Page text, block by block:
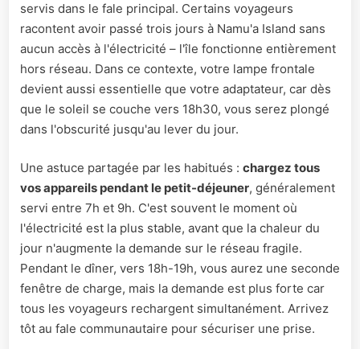
servis dans le fale principal. Certains voyageurs
racontent avoir passé trois jours à Namu'a Island sans
aucun accès à l'électricité – l'île fonctionne entièrement
hors réseau. Dans ce contexte, votre lampe frontale
devient aussi essentielle que votre adaptateur, car dès
que le soleil se couche vers 18h30, vous serez plongé
dans l'obscurité jusqu'au lever du jour.
Une astuce partagée par les habitués : chargez tous
vos appareils pendant le petit-déjeuner, généralement
servi entre 7h et 9h. C'est souvent le moment où
l'électricité est la plus stable, avant que la chaleur du
jour n'augmente la demande sur le réseau fragile.
Pendant le dîner, vers 18h-19h, vous aurez une seconde
fenêtre de charge, mais la demande est plus forte car
tous les voyageurs rechargent simultanément. Arrivez
tôt au fale communautaire pour sécuriser une prise.